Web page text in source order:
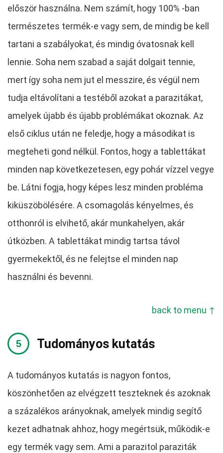
először használna. Nem számít, hogy 100% -ban
természetes termék-e vagy sem, de mindig be kell
tartani a szabályokat, és mindig óvatosnak kell
lennie. Soha nem szabad a saját dolgait tennie,
mert így soha nem jut el messzire, és végül nem
tudja eltávolítani a testéből azokat a parazitákat,
amelyek újabb és újabb problémákat okoznak. Az
első ciklus után ne feledje, hogy a másodikat is
megteheti gond nélkül. Fontos, hogy a tablettákat
minden nap következetesen, egy pohár vízzel vegye
be. Látni fogja, hogy képes lesz minden probléma
kiküszöbölésére. A csomagolás kényelmes, és
otthonról is elvihető, akár munkahelyen, akár
útközben. A tablettákat mindig tartsa távol
gyermekektől, és ne felejtse el minden nap
használni és bevenni.
back to menu ↑
Tudományos kutatás
A tudományos kutatás is nagyon fontos,
köszönhetően az elvégzett teszteknek és azoknak
a százalékos arányoknak, amelyek mindig segítő
kezet adhatnak ahhoz, hogy megértsük, működik-e
egy termék vagy sem. Ami a parazitol paraziták